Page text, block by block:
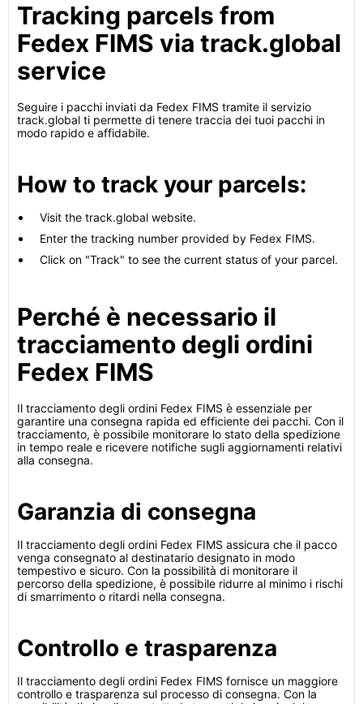
Tracking parcels from
Fedex FIMS via track.global
service
Seguire i pacchi inviati da Fedex FIMS tramite il servizio
track.global ti permette di tenere traccia dei tuoi pacchi in
modo rapido e affidabile.
How to track your parcels:
Visit the track.global website.
Enter the tracking number provided by Fedex FIMS.
Click on "Track" to see the current status of your parcel.
Perché è necessario il
tracciamento degli ordini
Fedex FIMS
Il tracciamento degli ordini Fedex FIMS è essenziale per
garantire una consegna rapida ed efficiente dei pacchi. Con il
tracciamento, è possibile monitorare lo stato della spedizione
in tempo reale e ricevere notifiche sugli aggiornamenti relativi
alla consegna.
Garanzia di consegna
Il tracciamento degli ordini Fedex FIMS assicura che il pacco
venga consegnato al destinatario designato in modo
tempestivo e sicuro. Con la possibilità di monitorare il
percorso della spedizione, è possibile ridurre al minimo i rischi
di smarrimento o ritardi nella consegna.
Controllo e trasparenza
Il tracciamento degli ordini Fedex FIMS fornisce un maggiore
controllo e trasparenza sul processo di consegna. Con la